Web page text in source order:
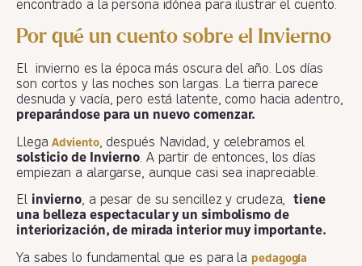
encontrado a la persona idónea para ilustrar el cuento.
Por qué un cuento sobre el Invierno
El invierno es la época más oscura del año. Los días
son cortos y las noches son largas. La tierra parece
desnuda y vacía, pero está latente, como hacia adentro,
preparándose para un nuevo comenzar.
LlegaAdviento, después Navidad, y celebramos el
solsticio de Invierno. A partir de entonces, los días
empiezan a alargarse, aunque casi sea inapreciable.
El invierno, a pesar de su sencillez y crudeza,tiene
una belleza espectacular y un simbolismo de
interiorización, de mirada interior muy importante.
Ya sabes lo fundamental que es para la pedagogía